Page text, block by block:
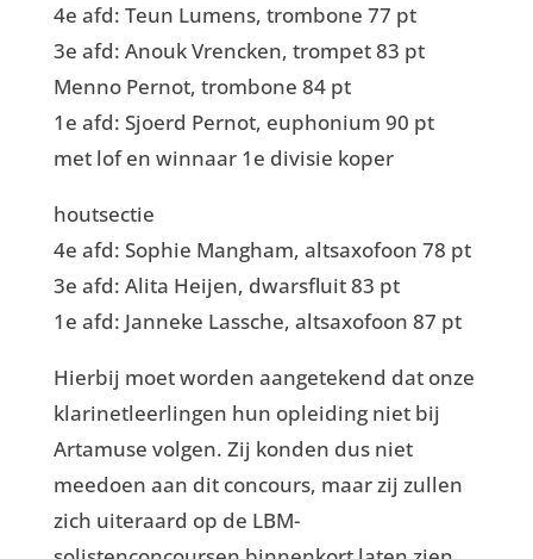
4e afd: Teun Lumens, trombone 77 pt
3e afd: Anouk Vrencken, trompet 83 pt
Menno Pernot, trombone 84 pt
1e afd: Sjoerd Pernot, euphonium 90 pt
met lof en winnaar 1e divisie koper
houtsectie
4e afd: Sophie Mangham, altsaxofoon 78 pt
3e afd: Alita Heijen, dwarsfluit 83 pt
1e afd: Janneke Lassche, altsaxofoon 87 pt
Hierbij moet worden aangetekend dat onze
klarinetleerlingen hun opleiding niet bij
Artamuse volgen. Zij konden dus niet
meedoen aan dit concours, maar zij zullen
zich uiteraard op de LBM-